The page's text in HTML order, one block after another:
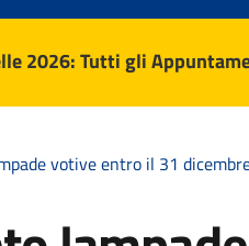
2026: Tutti gli
votive entro il 31